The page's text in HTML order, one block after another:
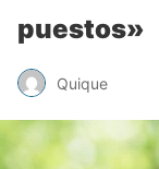
puestos»
Quique